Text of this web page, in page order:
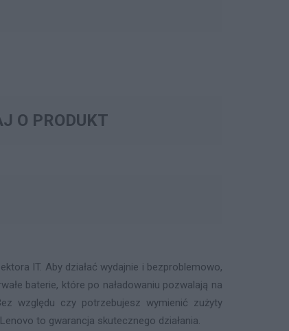
O PRODUKT
IT. Aby działać wydajnie i bezproblemowo,
baterie, które po naładowaniu pozwalają na
względu czy potrzebujesz wymienić zużyty
to gwarancja skutecznego działania.